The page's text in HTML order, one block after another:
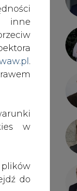
inne
.
w
do
w
z
II
100